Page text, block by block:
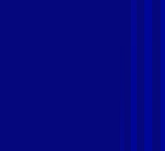
Wi-fi de alta performance para curtir